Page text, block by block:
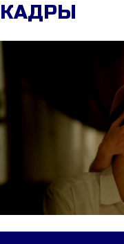
КАДРЫ